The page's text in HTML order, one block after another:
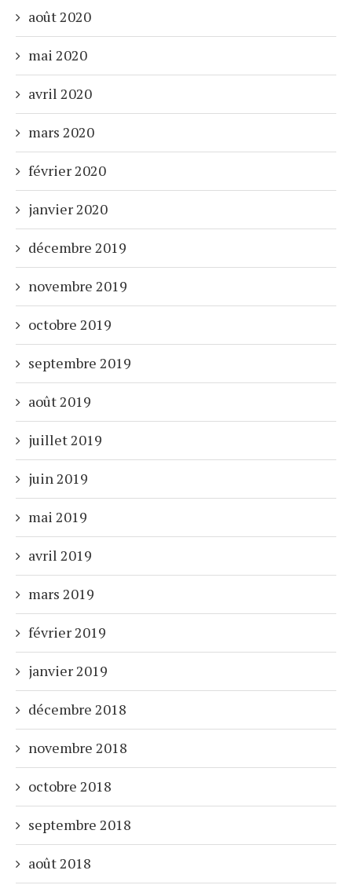
août 2020
mai 2020
avril 2020
mars 2020
février 2020
janvier 2020
décembre 2019
novembre 2019
octobre 2019
septembre 2019
août 2019
juillet 2019
juin 2019
mai 2019
avril 2019
mars 2019
février 2019
janvier 2019
décembre 2018
novembre 2018
octobre 2018
septembre 2018
août 2018